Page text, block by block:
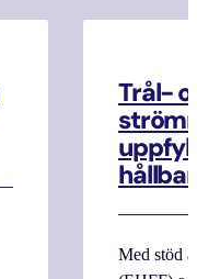
Trål-
Med stöd